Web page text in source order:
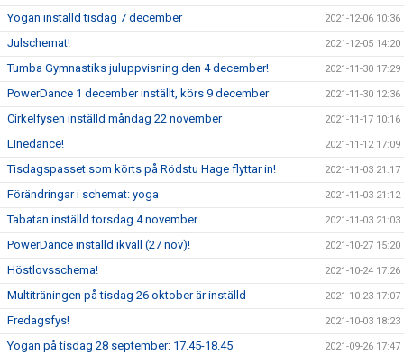
Yogan inställd tisdag 7 december 2021-12-06 10:36
Julschemat! 2021-12-05 14:20
Tumba Gymnastiks juluppvisning den 4 december! 2021-11-30 17:29
PowerDance 1 december inställt, körs 9 december 2021-11-30 12:36
Cirkelfysen inställd måndag 22 november 2021-11-17 10:16
Linedance! 2021-11-12 17:09
Tisdagspasset som körts på Rödstu Hage flyttar in! 2021-11-03 21:17
Förändringar i schemat: yoga 2021-11-03 21:12
Tabatan inställd torsdag 4 november 2021-11-03 21:03
PowerDance inställd ikväll (27 nov)! 2021-10-27 15:20
Höstlovsschema! 2021-10-24 17:26
Multiträningen på tisdag 26 oktober är inställd 2021-10-23 17:07
Fredagsfys! 2021-10-03 18:23
Yogan på tisdag 28 september: 17.45-18.45 2021-09-26 17:47